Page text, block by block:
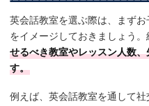
英会話教室を選ぶ際は、まず
をイメージしておきましょう。
せるべき教室やレッスン人数
す。
例えば、英会話教室を通して